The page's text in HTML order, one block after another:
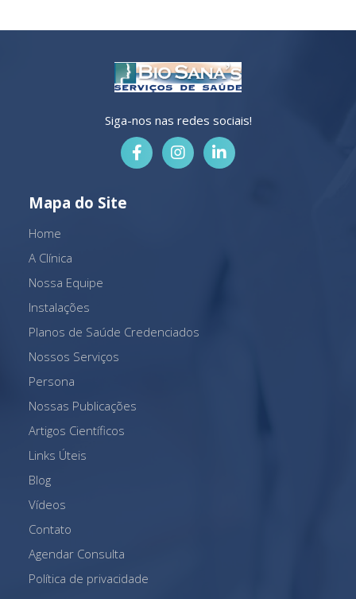
Siga-nos nas redes sociais!
Mapa do Site
Home
A Clínica
Nossa Equipe
Instalações
Planos de Saúde Credenciados
Nossos Serviços
Persona
Nossas Publicações
Artigos Científicos
Links Úteis
Blog
Vídeos
Contato
Agendar Consulta
Política de privacidade